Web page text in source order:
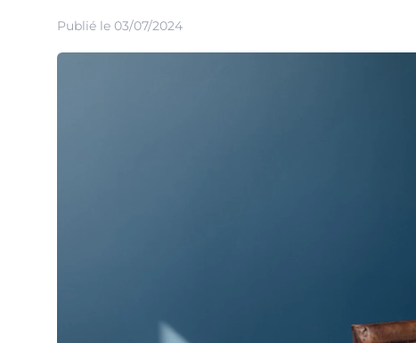
Publié le 03/07/2024